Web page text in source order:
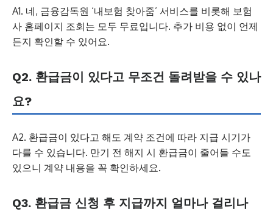
A1. 네, 금융감독원 ‘내보험 찾아줌’ 서비스를 비롯해 보험
사 홈페이지 조회는 모두 무료입니다. 추가 비용 없이 언제
든지 확인할 수 있어요.
Q2. 환급금이 있다고 무조건 돌려받을 수 있나
요?
A2. 환급금이 있다고 해도 계약 조건에 따라 지급 시기가
다를 수 있습니다. 만기 전 해지 시 환급금이 줄어들 수도
있으니 계약 내용을 꼭 확인하세요.
Q3. 환급금 신청 후 지급까지 얼마나 걸리나